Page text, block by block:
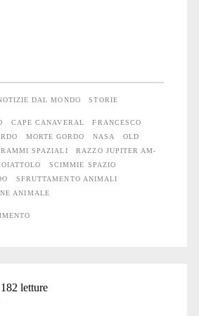
DAL MONDO STORIE
CAPE CANAVERAL
FRANCESCO
MORTE GORDO NASA
OLD
SPAZIALI
RAZZO JUPITER AM-
SCIMMIE SPAZIO
SFRUTTAMENTO ANIMALI
ANIMALE
letture